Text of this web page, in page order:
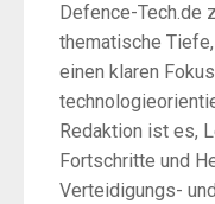
Defence-Tech.de
thematische
einen klaren
Redaktion ist es,
Fortschritte und
Verteidigungs-